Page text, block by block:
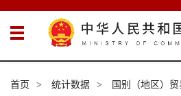
首页 > 统计数据 > 国别（地区）